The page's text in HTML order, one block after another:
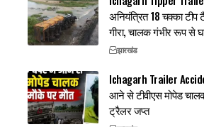
अनियंत्रित 18 चक्का
गीरा, चालक गंभीर रूप से
झारखंड
Ichagarh Trailer
आने से टीवीएस मोपेड
ट्रैलर जप्त